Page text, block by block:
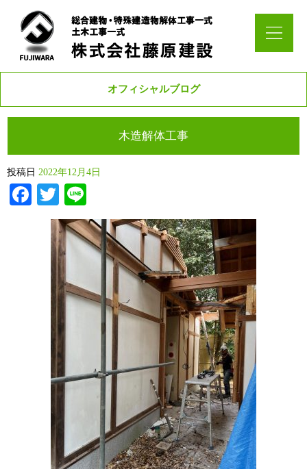
オフィシャルブログ
木造解体工事
投稿日 2022年12月4日
Facebook
Twitter